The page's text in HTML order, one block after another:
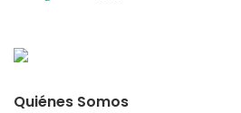
Quiénes Somos